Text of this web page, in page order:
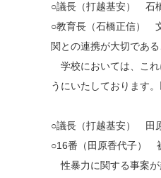
○議長（打越基安） 石
○教育長（石橋正信）
関との連携が大切であ
学校においては、これ
うにいたしております。
○議長（打越基安） 田
○16番（田原香代子）
性暴力に関する事案が